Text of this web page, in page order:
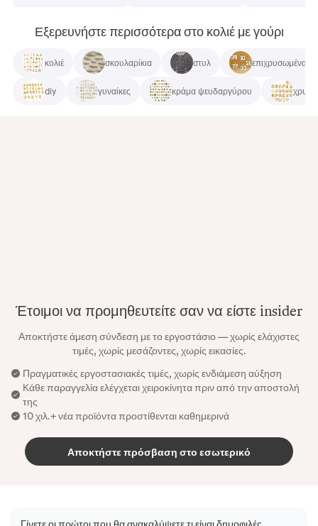
Εξερευνήστε περισσότερα στο κολιέ με γούρι
κολιέ σκουλαρίκια στυλ επιχρυσωμένα
diy γυναίκες κράμα ψευδαργύρου χρυσό
Έτοιμοι να προμηθευτείτε σαν να είστε insider
Αποκτήστε άμεση σύνδεση με το εργοστάσιο — χωρίς ελάχιστες
τιμές, χωρίς μεσάζοντες, χωρίς εικασίες.
Πραγματικές εργοστασιακές τιμές, χωρίς ενδιάμεση αύξηση
Κάθε παραγγελία ελέγχεται χειροκίνητα πριν από την αποστολή
της
10 χιλ.+ νέα προϊόντα προστίθενται καθημερινά
Αποκτήστε πρόσβαση στο εσωτερικό
Γίνετε οι πρώτοι που θα ανακαλύψετε τι είναι δημοφιλές.